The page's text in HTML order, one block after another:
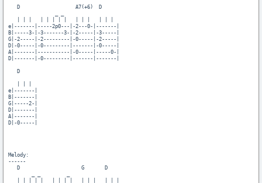
   D                   A7(+6)  D
e|-------|-----2p0---|-2---0-|-------|
B|-----3-|-3-------3-|-2-----|-3-----|
G|-2-----|-2---------|-0-----|-2-----|
D|-0-----|-0---------|-------|-0-----|
A|-------|-----------|-0-----|-----0-|
D|-------|-0---------|-------|-------|
   D
e|-------|
B|-------|
G|-----2-|
D|-------|
A|-------|
D|-0-----|
Melody:
------
   D                     G       D